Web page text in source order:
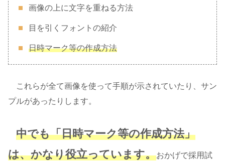
画像の上に文字を重ねる方法
目を引くフォントの紹介
日時マーク等の作成方法
これらが全て画像を使って手順が示されていたり、サン
プルがあったりします。
中でも「日時マーク等の作成方法」
は、かなり役立っています。おかげで採用試